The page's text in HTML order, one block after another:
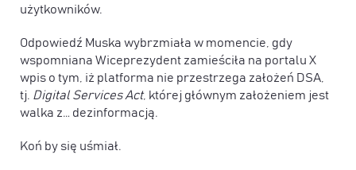
użytkowników.
Odpowiedź Muska wybrzmiała w momencie, gdy
wspomniana Wiceprezydent zamieściła na portalu X
wpis o tym, iż platforma nie przestrzega założeń DSA,
tj. Digital Services Act, której głównym założeniem jest
walka z… dezinformacją.
Koń by się uśmiał.